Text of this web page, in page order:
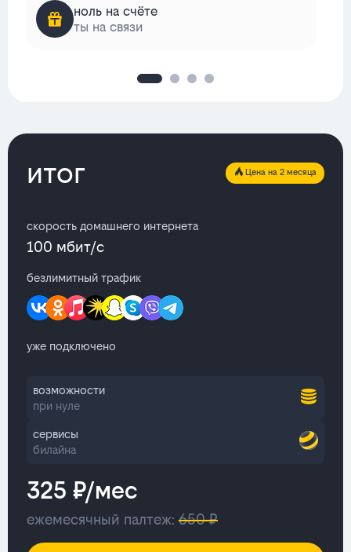
ноль на счёте
ты на связи
итог Цена на 2 месяца
скорость домашнего интернета
100 мбит/с
безлимитный трафик
уже подключено
возможности
при нуле
сервисы
билайна
325 ₽/мес
ежемесячный палтеж: 650 ₽